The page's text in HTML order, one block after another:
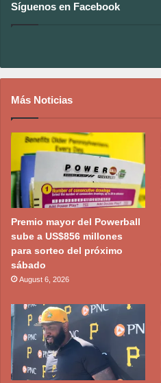
Síguenos en Facebook
Más Noticias
Premio mayor del Powerball
sube a US$856 millones
para sorteo del próximo
sábado
August 6, 2026